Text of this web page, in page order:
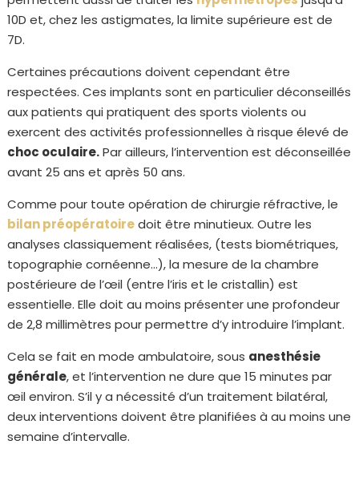
10D et, chez les astigmates, la limite supérieure est de
7D.
Certaines précautions doivent cependant être
respectées. Ces implants sont en particulier déconseillés
aux patients qui pratiquent des sports violents ou
exercent des activités professionnelles à risque élevé de
choc oculaire.Par ailleurs, l’intervention est déconseillée
avant 25 ans et après 50 ans.
Comme pour toute opération de chirurgie réfractive, le
bilan préopératoiredoit être minutieux. Outre les
analyses classiquement réalisées, (tests biométriques,
topographie cornéenne…), la mesure de la chambre
postérieure de l’œil (entre l’iris et le cristallin) est
essentielle. Elle doit au moins présenter une profondeur
de 2,8 millimètres pour permettre d’y introduire l’implant.
Cela se fait en mode ambulatoire, sous anesthésie
générale, et l’intervention ne dure que 15 minutes par
œil environ. S’il y a nécessité d’un traitement bilatéral,
deux interventions doivent être planifiées à au moins une
semaine d’intervalle.